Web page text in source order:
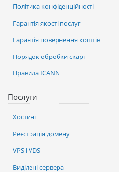
Послуги
Хостинг
Реєстрація домену
VPS і VDS
Виділені сервера
Політика конфіденційності
Гарантія якості послуг
Гарантія повернення коштів
Порядок обробки скарг
Правила ICANN